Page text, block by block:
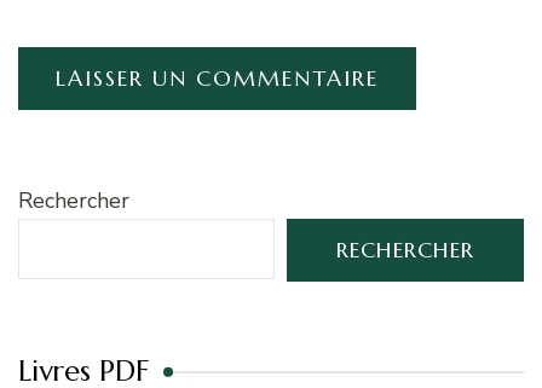
Rechercher
RECHERCHER
Livres PDF